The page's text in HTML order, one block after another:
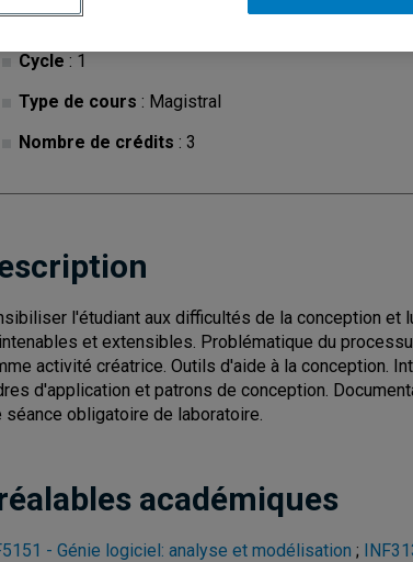
Cycle : 1
Type de cours : Magistral
Nombre de crédits : 3
l'étudiant aux difficultés de la conception
et extensibles. Problématique du
activité créatrice. Outils d'aide à la conception.
d'application et patrons de conception.
séance obligatoire de laboratoire.
académiques
- Génie logiciel: analyse et modélisation ;